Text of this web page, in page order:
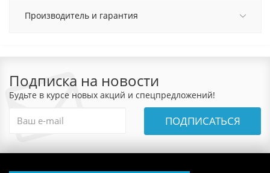
Производитель и гарантия
Подписка на новости
Будьте в курсе новых акций и спецпредложений!
ПОДПИСАТЬСЯ